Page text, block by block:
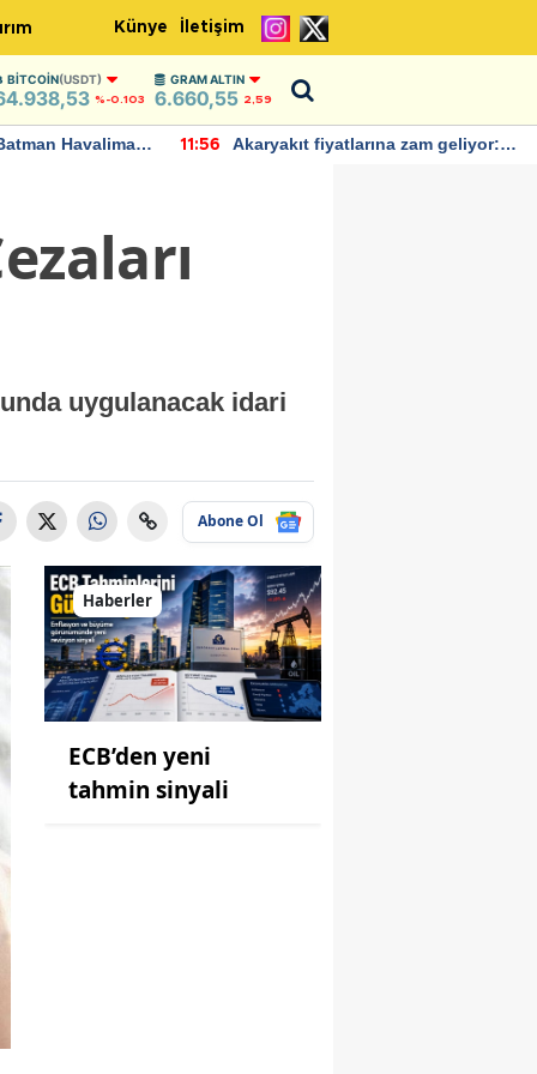
Künye İletişim
BITCOIN(USDT)
%-0.103
GRAM ALTIN
6.660,55 2,59
Havalimanı
11:56
Akaryakıt fiyatlarına zam geliyor:
uygulanacak idari
Abone Ol
Haberler
ECB’den yeni
tahmin sinyali